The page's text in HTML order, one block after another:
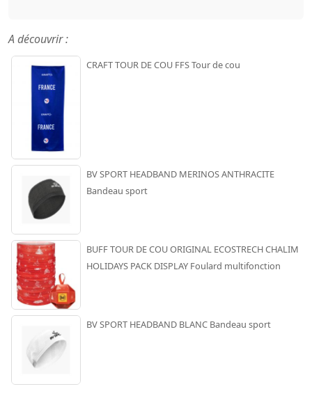
A découvrir :
CRAFT TOUR DE COU FFS Tour de cou
BV SPORT HEADBAND MERINOS ANTHRACITE
Bandeau sport
BUFF TOUR DE COU ORIGINAL ECOSTRECH CHALIM
HOLIDAYS PACK DISPLAY Foulard multifonction
BV SPORT HEADBAND BLANC Bandeau sport